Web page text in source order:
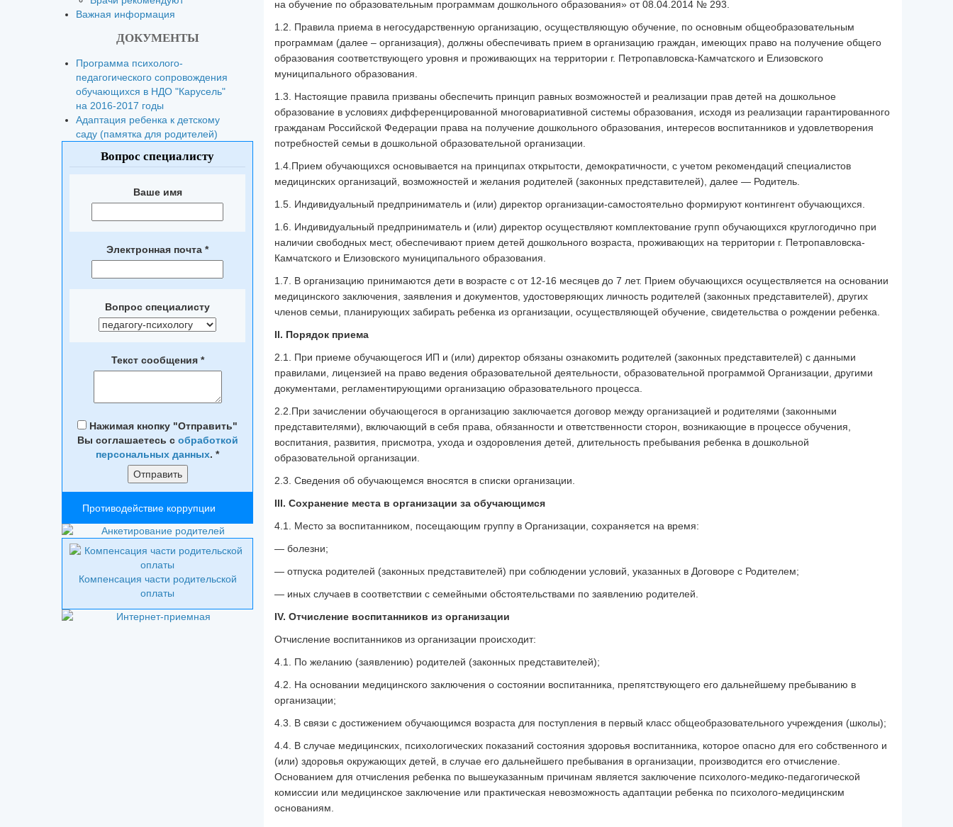
на обучение по образовательным программам дошкольного образования» от 08.04.2014 № 293.
1.2. Правила приема в негосударственную организацию, осуществляющую обучение, по основным общеобразовательным
программам (далее – организация), должны обеспечивать прием в организацию граждан, имеющих право на получение общего
образования соответствующего уровня и проживающих на территории г. Петропавловска-Камчатского и Елизовского
муниципального образования.
1.3. Настоящие правила призваны обеспечить принцип равных возможностей и реализации прав детей на дошкольное
образование в условиях дифференцированной многовариативной системы образования, исходя из реализации гарантированного
гражданам Российской Федерации права на получение дошкольного образования, интересов воспитанников и удовлетворения
потребностей семьи в дошкольной образовательной организации.
1.4.Прием обучающихся основывается на принципах открытости, демократичности, с учетом рекомендаций специалистов
медицинских организаций, возможностей и желания родителей (законных представителей), далее — Родитель.
1.5. Индивидуальный предприниматель и (или) директор организации-самостоятельно формируют контингент обучающихся.
1.6. Индивидуальный предприниматель и (или) директор осуществляют комплектование групп обучающихся круглогодично при
наличии свободных мест, обеспечивают прием детей дошкольного возраста, проживающих на территории г. Петропавловска-
Камчатского и Елизовского муниципального образования.
1.7. В организацию принимаются дети в возрасте с от 12-16 месяцев до 7 лет. Прием обучающихся осуществляется на основании
медицинского заключения, заявления и документов, удостоверяющих личность родителей (законных представителей), других
членов семьи, планирующих забирать ребенка из организации, осуществляющей обучение, свидетельства о рождении ребенка.
II. Порядок приема
2.1. При приеме обучающегося ИП и (или) директор обязаны ознакомить родителей (законных представителей) с данными
правилами, лицензией на право ведения образовательной деятельности, образовательной программой Организации, другими
документами, регламентирующими организацию образовательного процесса.
2.2.При зачислении обучающегося в организацию заключается договор между организацией и родителями (законными
представителями), включающий в себя права, обязанности и ответственности сторон, возникающие в процессе обучения,
воспитания, развития, присмотра, ухода и оздоровления детей, длительность пребывания ребенка в дошкольной
образовательной организации.
2.3. Сведения об обучающемся вносятся в списки организации.
III. Сохранение места в организации за обучающимся
4.1. Место за воспитанником, посещающим группу в Организации, сохраняется на время:
— болезни;
— отпуска родителей (законных представителей) при соблюдении условий, указанных в Договоре с Родителем;
— иных случаев в соответствии с семейными обстоятельствами по заявлению родителей.
IV. Отчисление воспитанников из организации
Отчисление воспитанников из организации происходит:
4.1. По желанию (заявлению) родителей (законных представителей);
4.2. На основании медицинского заключения о состоянии воспитанника, препятствующего его дальнейшему пребыванию в
организации;
4.3. В связи с достижением обучающимся возраста для поступления в первый класс общеобразовательного учреждения (школы);
4.4. В случае медицинских, психологических показаний состояния здоровья воспитанника, которое опасно для его собственного и
(или) здоровья окружающих детей, в случае его дальнейшего пребывания в организации, производится его отчисление.
Основанием для отчисления ребенка по вышеуказанным причинам является заключение психолого-медико-педагогической
комиссии или медицинское заключение или практическая невозможность адаптации ребенка по психолого-медицинским
основаниям.
Важная информация
ДОКУМЕНТЫ
Программа психолого-
педагогического сопровождения
обучающихся в НДО "Карусель"
на 2016-2017 годы
Адаптация ребенка к детскому
саду (памятка для родителей)
Вопрос специалисту
Ваше имя
Электронная почта *
Вопрос специалисту
Текст сообщения *
Нажимая кнопку "Отправить"
Вы соглашаетесь с обработкой
персональных данных. *
Противодействие коррупции
Компенсация части родительской
оплаты